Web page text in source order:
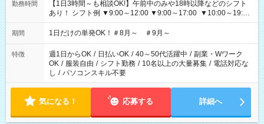
勤務時間
【1日3時間～も相談OK!】午前中のみや18時以降などのシフト
あり！ シフト例 ▼9:00～12:00 ▼9:00～17:00 ▼10:00～19:00
▼18:00～21:00
期間 1日だけの単発OK！＃8月～ ＃9月～
特徴 週1日からOK / 日払いOK / 40～50代活躍中 / 副業・Wワーク
OK / 服装自由 / シフト勤務 / 10名以上の大量募集 / 電話対応な
し / パソコンスキル不要
気になる！ 応募する 詳細へ